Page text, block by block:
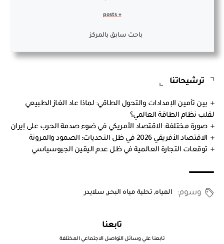
باحث سابق بالمركز
ترشيحاتنا
بين تأمين الإمدادات والتحول الطاقي: لماذا عاد الغاز الطبيعي
لقلب نظام الطاقة العالمي؟
صورة مختلفة: الاقتصاد الأمريكي في ضوء صدمة الحرب على إيران
الاقتصاد الأفريقي 2026 في ظل التحديات: الصمود والمرونة
توقعات التجارة العالمية في ظل عدم اليقين الجيوسياسي
وسوم: المياه,تحلية مياه البحر,سلايدر
تابعنا
تابعنا علي وسائل التواصل الاجتماعي المختلفة